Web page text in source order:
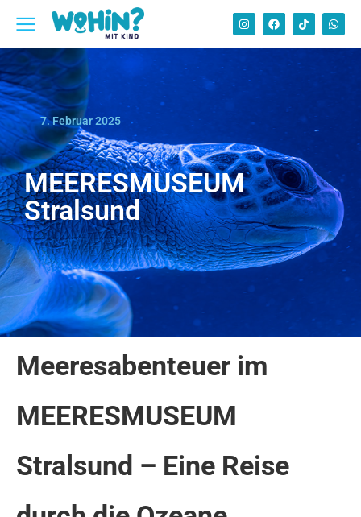
7. Februar 2025
MEERESMUSEUM
Stralsund
Meeresabenteuer im
MEERESMUSEUM
Stralsund – Eine Reise